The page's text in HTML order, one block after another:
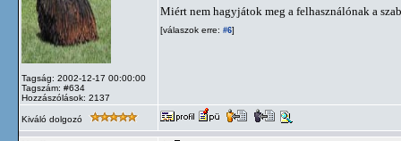
Tagság: 2002-12-17 00:00:00
Tagszám: #634
Hozzászólások: 2137
Miért nem hagyjátok meg a felhasználónak a
[válaszok erre: #6]
Kiváló dolgozó